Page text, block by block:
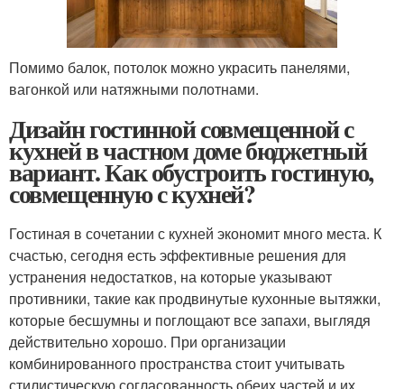
Помимо балок, потолок можно украсить панелями,
вагонкой или натяжными полотнами.
Дизайн гостинной совмещенной с
кухней в частном доме бюджетный
вариант. Как обустроить гостиную,
совмещенную с кухней?
Гостиная в сочетании с кухней экономит много места. К
счастью, сегодня есть эффективные решения для
устранения недостатков, на которые указывают
противники, такие как продвинутые кухонные вытяжки,
которые бесшумны и поглощают все запахи, выглядя
действительно хорошо. При организации
комбинированного пространства стоит учитывать
стилистическую согласованность обеих частей и их